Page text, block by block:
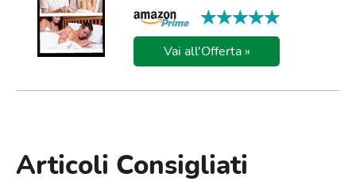
★★★★★
★★★★★
Vai all'Offerta »
Articoli Consigliati